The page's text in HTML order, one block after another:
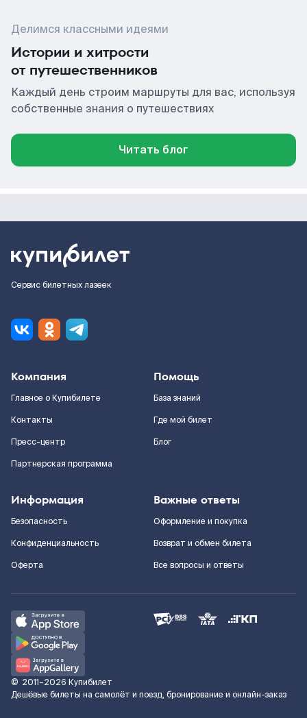
Делимся классными идеями
Истории и хитрости
от путешественников
Каждый день строим маршруты для вас, используя
собственные знания о путешествиях
Читать блог
Сервис билетных лазеек
Компания
Главное о Купибилете
Контакты
Пресс-центр
Партнерская программа
Помощь
База знаний
Где мой билет
Блог
Информация
Безопасность
Конфиденциальность
Оферта
Важные ответы
Оформление и покупка
Возврат и обмен билета
Все вопросы и ответы
© 2011–2026 Купибилет
Дешёвые билеты на самолёт и поезд, бронирование и онлайн-заказ